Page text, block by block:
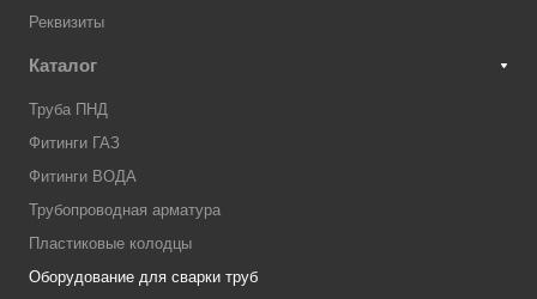
Реквизиты
Каталог
Труба ПНД
Фитинги ГАЗ
Фитинги ВОДА
Трубопроводная арматура
Пластиковые колодцы
Оборудование для сварки труб